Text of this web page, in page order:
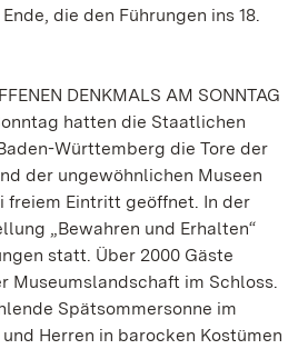
die den Führungen ins 18.
DENKMALS AM SONNTAG
hatten die Staatlichen
Württemberg die Tore der
der ungewöhnlichen Museen
freiem Eintritt geöffnet. In der
„Bewahren und Erhalten“
statt. Über 2000 Gäste
Museumslandschaft im Schloss.
Spätsommersonne im
Herren in barocken Kostümen